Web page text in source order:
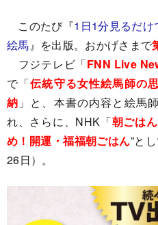
このたび『1日1分見るだ
絵馬』を出版。おかげさまで
フジテレビ「FNN Live
で「伝統守る女性絵馬師の
納 」と、本書の内容と絵馬
れ、さらに、NHK「朝ごは
め！開運・福福朝ごはん”と
26日）。